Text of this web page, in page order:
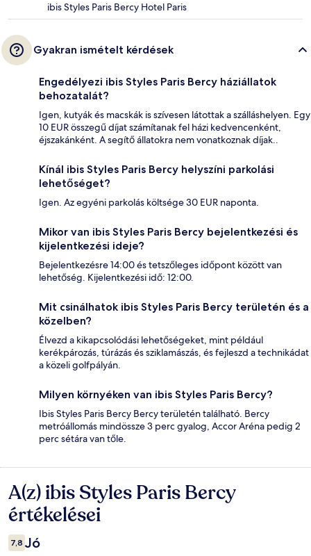
ibis Styles Paris Bercy Hotel Paris
Gyakran ismételt kérdések
Engedélyezi ibis Styles Paris Bercy háziállatok
behozatalát?
Igen, kutyák és macskák is szívesen látottak a szálláshelyen. Egy
10 EUR összegű díjat számítanak fel házi kedvencenként,
éjszakánként. A segítő állatokra nem vonatkoznak díjak..
Kínál ibis Styles Paris Bercy helyszíni parkolási
lehetőséget?
Igen. Az egyéni parkolás költsége 30 EUR naponta.
Mikor van ibis Styles Paris Bercy bejelentkezési és
kijelentkezési ideje?
Bejelentkezésre 14:00 és tetszőleges időpont között van
lehetőség. Kijelentkezési idő: 12:00.
Mit csinálhatok ibis Styles Paris Bercy területén és a
közelben?
Élvezd a kikapcsolódási lehetőségeket, mint például
kerékpározás, túrázás és sziklamászás, és fejleszd a technikádat
a közeli golfpályán.
Milyen környéken van ibis Styles Paris Bercy?
Ibis Styles Paris Bercy Bercy területén található. Bercy
metróállomás mindössze 3 perc gyalog, Accor Aréna pedig 2
perc sétára van tőle.
Értékelések
A(z) ibis Styles Paris Bercy
értékelései
7,8 Jó